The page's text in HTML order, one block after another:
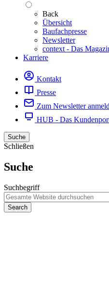
Back
Übersicht
Baufachpresse
Newsletter
context - Das
Karriere
Kontakt
Presse
Zum Newsletter
HUB - Das
Suche
Schließen
Suche
Suchbegriff